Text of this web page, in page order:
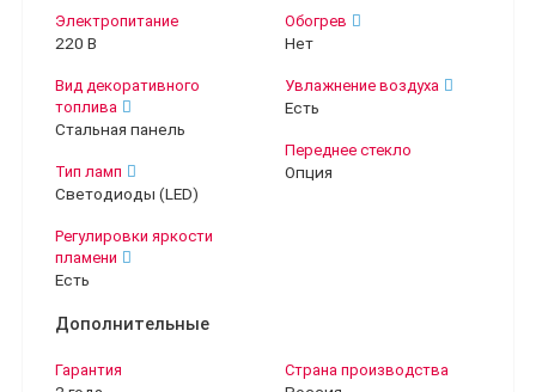
Электропитание
220 В
Вид декоративного
топлива
Стальная панель
Тип ламп
Светодиоды (LED)
Регулировки яркости
пламени
Есть
Обогрев
Нет
Увлажнение воздуха
Есть
Переднее стекло
Опция
Дополнительные
Гарантия Страна производства